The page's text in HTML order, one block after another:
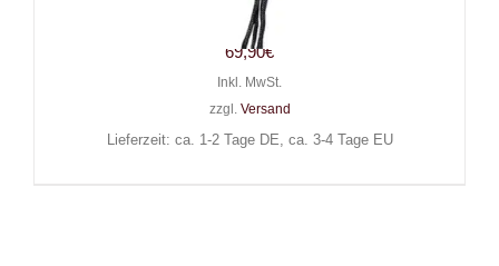
Skin
69,90€
Inkl. MwSt.
zzgl. Versand
Lieferzeit: ca. 1-2 Tage DE, ca. 3-4 Tage EU